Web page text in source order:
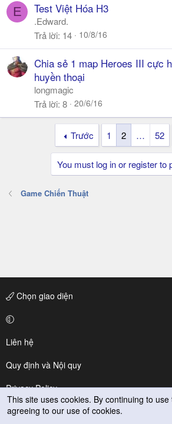
E Test Việt Hóa H3
.Edward.
Trả lời 14 10/8/16
Chia sẻ 1 map Heroes III cực
huyền thoại
longmagic
Trả lời 8 20/6/16
Trước 1 2 … 52
You must log in or register to
Game Chiến Thuật
Chọn giao diện
Liên hệ
Quy định và Nội quy
Privacy Policy
Trợ giúp
This site uses cookies. By continuing to
agreeing to our use of cookies.